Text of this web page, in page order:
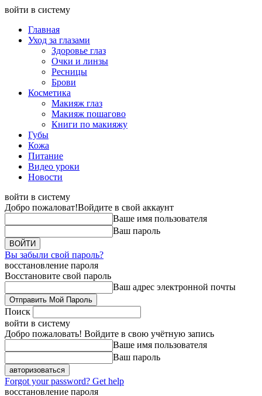
войти в систему
Главная
Уход за глазами
Здоровье глаз
Очки и линзы
Ресницы
Брови
Косметика
Макияж глаз
Макияж пошагово
Книги по макияжу
Губы
Кожа
Питание
Видео уроки
Новости
войти в систему
Добро пожаловат!Войдите в свой аккаунт
Ваше имя пользователя
Ваш пароль
Вы забыли свой пароль?
восстановление пароля
Восстановите свой пароль
Ваш адрес электронной почты
Поиск
войти в систему
Добро пожаловать! Войдите в свою учётную запись
Ваше имя пользователя
Ваш пароль
Forgot your password? Get help
восстановление пароля